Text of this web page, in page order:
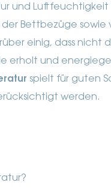
und
Bettbezüge
einig, dass nicht
erholt und
spielt für guten
werden.